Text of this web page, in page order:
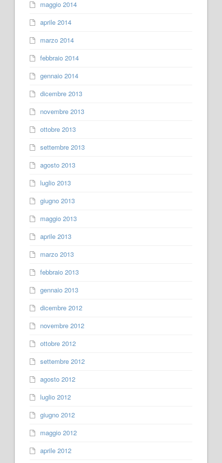
maggio 2014
aprile 2014
marzo 2014
febbraio 2014
gennaio 2014
dicembre 2013
novembre 2013
ottobre 2013
settembre 2013
agosto 2013
luglio 2013
giugno 2013
maggio 2013
aprile 2013
marzo 2013
febbraio 2013
gennaio 2013
dicembre 2012
novembre 2012
ottobre 2012
settembre 2012
agosto 2012
luglio 2012
giugno 2012
maggio 2012
aprile 2012